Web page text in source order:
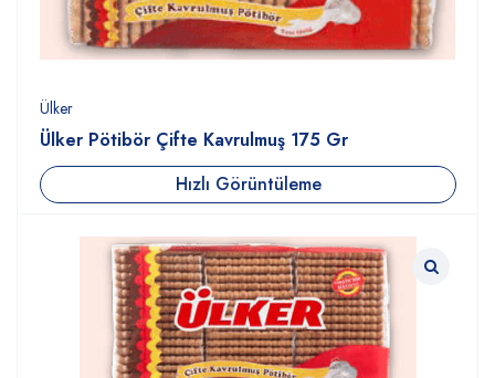
Ülker
Ülker Pötibör Çifte Kavrulmuş 175 Gr
Hızlı Görüntüleme